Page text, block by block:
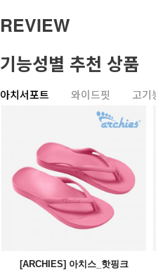
REVIEW
기능성별 추천 상품
아치서포트 와이드핏 고기
[ARCHIES] 아치스_핫핑크